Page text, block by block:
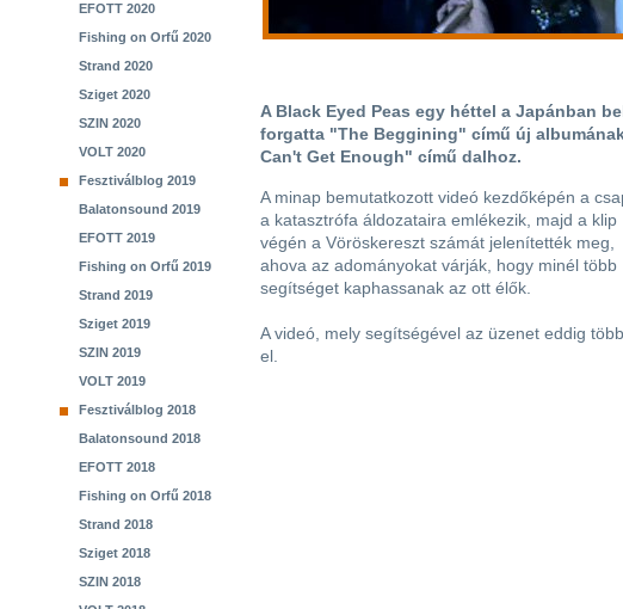
EFOTT 2020
Fishing on Orfű 2020
Strand 2020
Sziget 2020
SZIN 2020
VOLT 2020
Fesztiválblog 2019
Balatonsound 2019
EFOTT 2019
Fishing on Orfű 2019
Strand 2019
Sziget 2019
SZIN 2019
VOLT 2019
Fesztiválblog 2018
Balatonsound 2018
EFOTT 2018
Fishing on Orfű 2018
Strand 2018
Sziget 2018
SZIN 2018
A Black Eyed Peas egy héttel a Japánban
forgatta "The Beggining" című új
Can't Get Enough" című dalhoz.
A minap bemutatkozott videó kezdőképén a
a katasztrófa áldozataira emlékezik, majd a klip
végén a Vöröskereszt számát jelenítették meg,
ahova az adományokat várják, hogy minél több
segítséget kaphassanak az ott élők.
A videó, mely segítségével az üzenet eddig
el.